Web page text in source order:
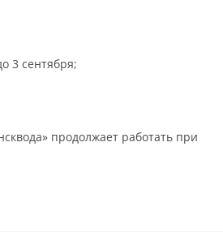
3 сентября;
продолжает работать при